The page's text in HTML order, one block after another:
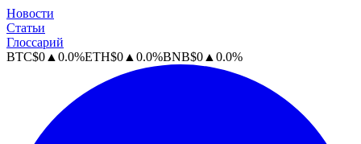
Новости
Статьи
Глоссарий
BTC$0 ▲ 0.0%ETH$0 ▲ 0.0%BNB$0 ▲ 0.0%